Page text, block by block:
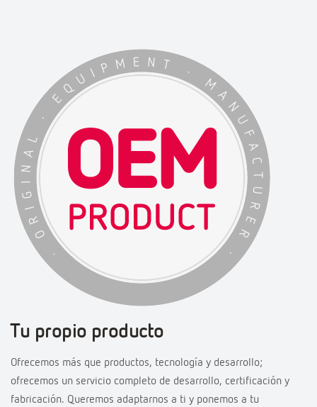
Tu propio producto
Ofrecemos más que productos, tecnología y desarrollo;
ofrecemos un servicio completo de desarrollo, certificación y
fabricación. Queremos adaptarnos a ti y ponemos a tu